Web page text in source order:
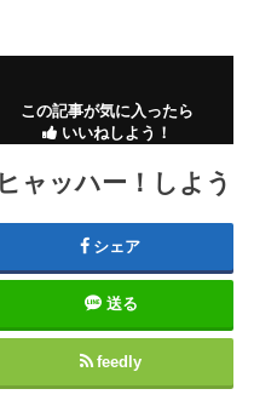
この記事が気に入ったら
いいねしよう！
ャッハー！しよう
シェア
送る
feedly